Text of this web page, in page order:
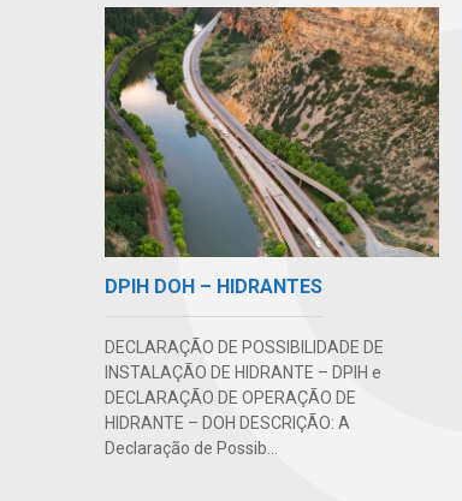
DPIH DOH – HIDRANTES
DECLARAÇÃO DE POSSIBILIDADE DE
INSTALAÇÃO DE HIDRANTE – DPIH e
DECLARAÇÃO DE OPERAÇÃO DE
HIDRANTE – DOH DESCRIÇÃO: A
Declaração de Possib...